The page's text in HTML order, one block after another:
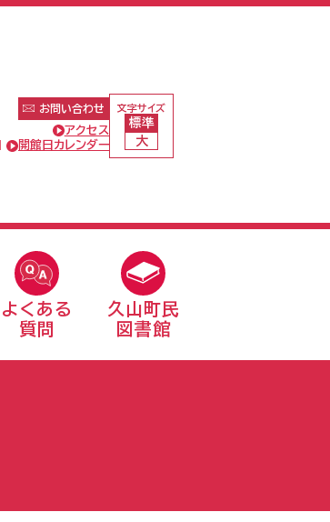
お問い合わせ
アクセス
開館日カレンダー
文字サイズ
標準
大
よくある
質問
久山町民
図書館